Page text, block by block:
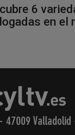
6
en el
47009 Valladolid